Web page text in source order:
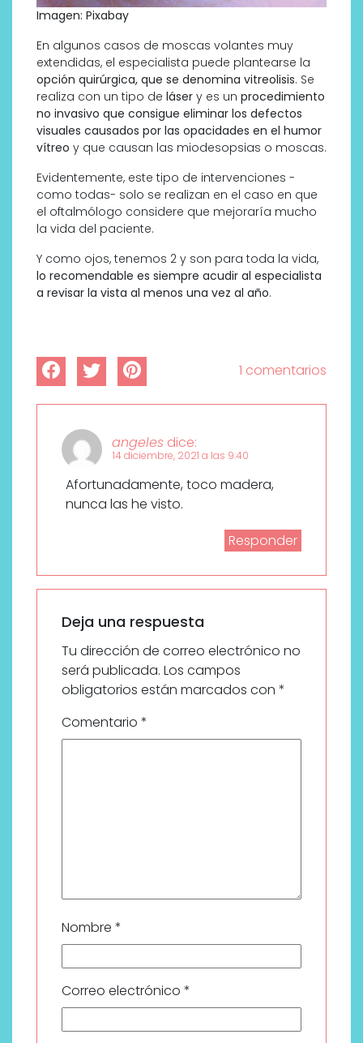
Imagen: Pixabay
En algunos casos de moscas volantes muy
extendidas, el especialista puede plantearse la
opción quirúrgica, que se denomina vitreolisis. Se
realiza con un tipo de láser y es un procedimiento
no invasivo que consigue eliminar los defectos
visuales causados por las opacidades en el humor
vítreo y que causan las miodesopsias o moscas.
Evidentemente, este tipo de intervenciones -
como todas- solo se realizan en el caso en que
el oftalmólogo considere que mejoraría mucho
la vida del paciente.
Y como ojos, tenemos 2 y son para toda la vida,
lo recomendable es siempre acudir al especialista
a revisar la vista al menos una vez al año.
1 comentarios
angeles dice:
14 diciembre, 2021 a las 9:40
Afortunadamente, toco madera,
nunca las he visto.
Responder
Deja una respuesta
Tu dirección de correo electrónico no
será publicada. Los campos
obligatorios están marcados con *
Comentario *
Nombre *
Correo electrónico *